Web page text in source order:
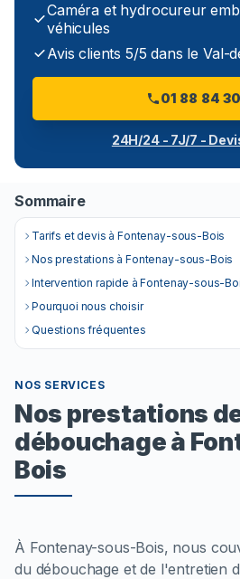
Caméra et hydrocureur
véhicules
Avis clients 5/5 dans le Val-
01 88 84
24H/24 - 7J/7 -
Sommaire
Tarifs et devis à Fontenay-sous-Bois
Nos prestations à Fontenay-sous-Bois
Intervention rapide à Fontenay-sous-
Pourquoi nous choisir
Questions fréquentes
NOS SERVICES
Nos prestations
débouchage à
Bois
À Fontenay-sous-Bois, nous
du débouchage et de l'entretien